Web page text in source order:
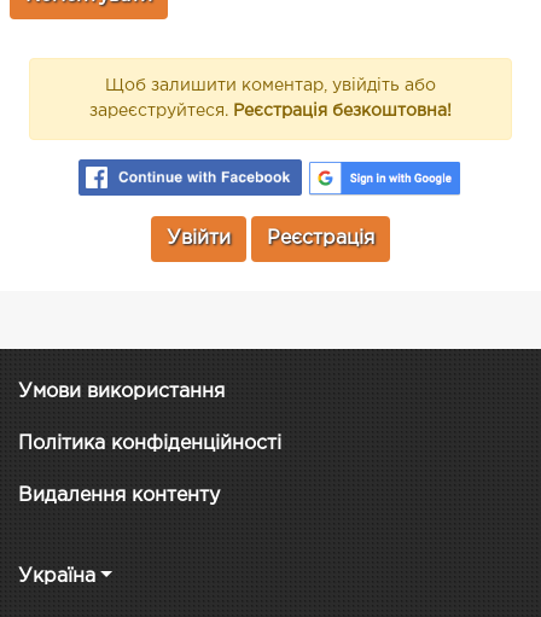
Щоб залишити коментар, увійдіть або
зареєструйтеся. Реєстрація безкоштовна!
Увійти Реєстрація
Умови використання
Політика конфіденційності
Видалення контенту
Україна